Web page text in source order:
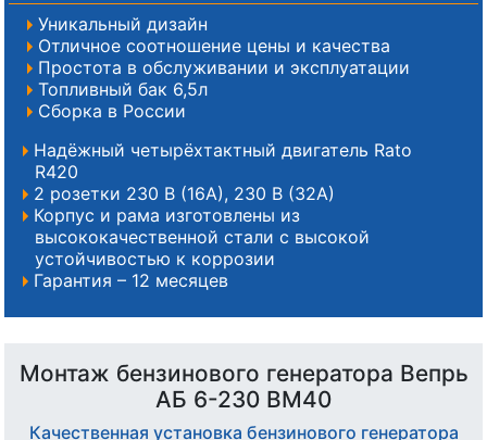
Уникальный дизайн
Отличное соотношение цены и качества
Простота в обслуживании и эксплуатации
Топливный бак 6,5л
Сборка в России
Надёжный четырёхтактный двигатель Rato
R420
2 розетки 230 В (16А), 230 В (32А)
Корпус и рама изготовлены из
высококачественной стали с высокой
устойчивостью к коррозии
Гарантия – 12 месяцев
Монтаж бензинового генератора Вепрь
АБ 6-230 ВМ40
Качественная установка бензинового генератора